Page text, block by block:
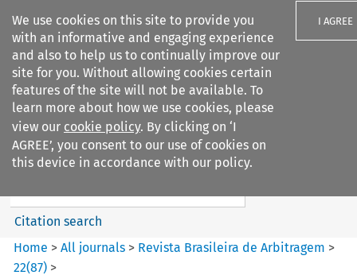
We use cookies on this site to provide you
with an informative and engaging experience
and also to help us to continually improve our
site for you. Without allowing cookies certain
features of the site will not be available. To
learn more about how we use cookies, please
view our cookie policy. By clicking on ‘I
AGREE’, you consent to our use of cookies on
this device in accordance with our policy.
I AGREE
Search filters
Revista Brasileira de
Arbitragem
Search content
Citation search
Home >All journals > Revista Brasileira de Arbitragem >
22(87) >